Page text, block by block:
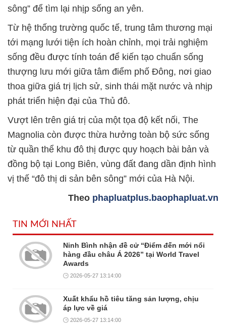
sông” để tìm lại nhịp sống an yên.
Từ hệ thống trường quốc tế, trung tâm thương mại
tới mạng lưới tiện ích hoàn chỉnh, mọi trải nghiệm
sống đều được tính toán để kiến tạo chuẩn sống
thượng lưu mới giữa tâm điểm phố Đông, nơi giao
thoa giữa giá trị lịch sử, sinh thái mặt nước và nhịp
phát triển hiện đại của Thủ đô.
Vượt lên trên giá trị của một tọa độ kết nối, The
Magnolia còn được thừa hưởng toàn bộ sức sống
từ quần thể khu đô thị được quy hoạch bài bản và
đồng bộ tại Long Biên, vùng đất đang dần định hình
vị thế “đô thị di sản bên sông” mới của Hà Nội.
Theo phapluatplus.baophapluat.vn
TIN MỚI NHẤT
Ninh Bình nhận đề cử “Điểm đến mới nổi
hàng đầu châu Á 2026” tại World Travel
Awards
2026-05-27 13:14:00
Xuất khẩu hồ tiêu tăng sản lượng, chịu
áp lực về giá
2026-05-27 13:14:00